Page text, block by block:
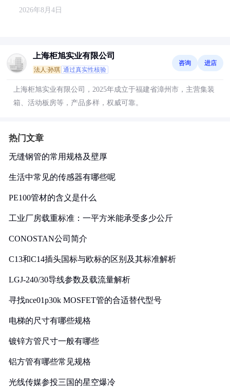
2026年8月4日
上海柜旭实业有限公司
法人:孙琪 通过真实性核验
咨询 进店
上海柜旭实业有限公司，2025年成立于福建省漳州市，主营集装
箱、活动板房等，产品多样，权威可靠。
热门文章
无缝钢管的常用规格及壁厚
生活中常见的传感器有哪些呢
PE100管材的含义是什么
工业厂房载重标准：一平方米能承受多少公斤
CONOSTAN公司简介
C13和C14插头国标与欧标的区别及其标准解析
LGJ-240/30导线参数及载流量解析
寻找nce01p30k MOSFET管的合适替代型号
电梯的尺寸有哪些规格
镀锌方管尺寸一般有哪些
铝方管有哪些常见规格
光线传媒参投三国的星空爆冷